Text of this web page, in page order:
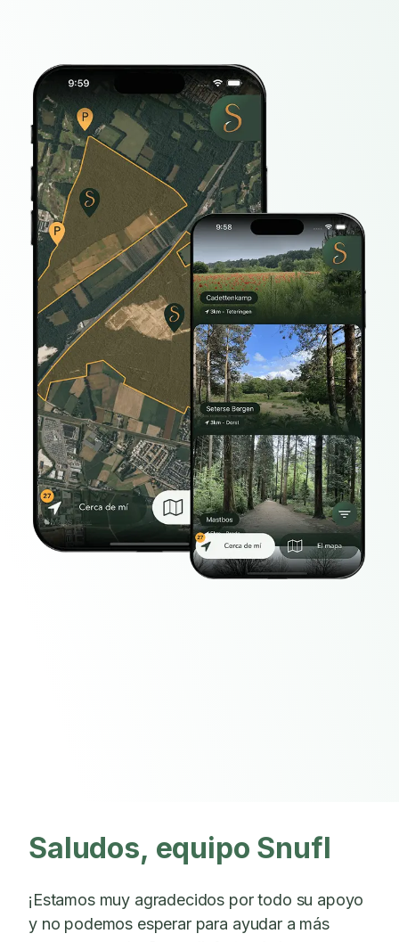
Saludos, equipo Snufl
¡Estamos muy agradecidos por todo su apoyo
y no podemos esperar para ayudar a más